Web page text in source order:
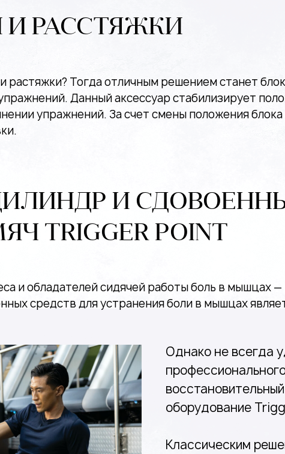
И РАССТЯЖКИ
растяжки? Тогда отличным решением станет
Данный аксессуар стабилизирует
упражнений. За счет смены положения
И
POINT
и обладателей сидячей работы боль в мышцах
средств для устранения боли в мышцах
Однако не всегда
оборудование
Классическим